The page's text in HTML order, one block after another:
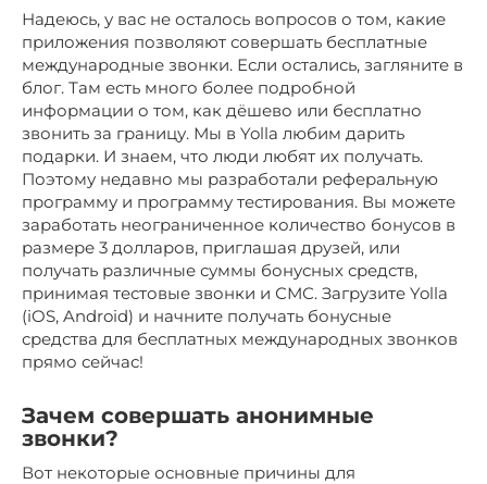
Надеюсь, у вас не осталось вопросов о том, какие
приложения позволяют совершать бесплатные
международные звонки. Если остались, загляните в
блог. Там есть много более подробной
информации о том, как дёшево или бесплатно
звонить за границу. Мы в Yolla любим дарить
подарки. И знаем, что люди любят их получать.
Поэтому недавно мы разработали реферальную
программу и программу тестирования. Вы можете
заработать неограниченное количество бонусов в
размере 3 долларов, приглашая друзей, или
получать различные суммы бонусных средств,
принимая тестовые звонки и СМС. Загрузите Yolla
(iOS, Android) и начните получать бонусные
средства для бесплатных международных звонков
прямо сейчас!
Зачем совершать анонимные
звонки?
Вот некоторые основные причины для